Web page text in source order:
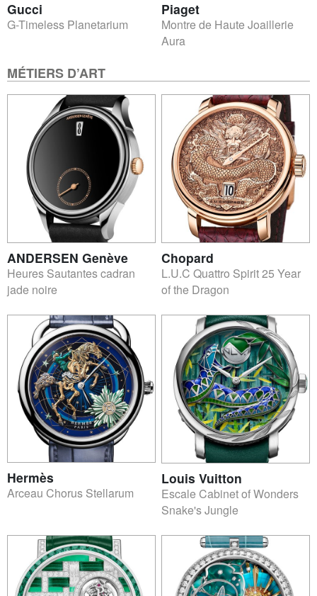
Gucci
G-Timeless Planetarium
Piaget
Montre de Haute Joaillerie
Aura
MÉTIERS D’ART
ANDERSEN Genève
Heures Sautantes cadran
jade noire
Chopard
L.U.C Quattro Spirit 25 Year
of the Dragon
Hermès
Arceau Chorus Stellarum
Louis Vuitton
Escale Cabinet of Wonders
Snake's Jungle